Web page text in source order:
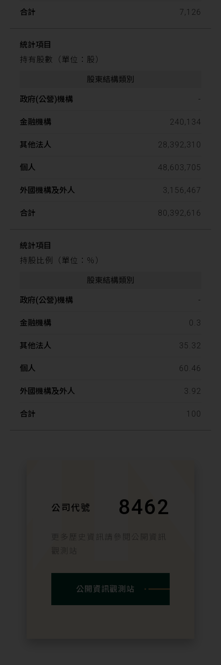
7,126
持有股數（單位：股）
-
240,134
28,392,310
48,603,705
3,156,467
80,392,616
持股比例（單位：％）
-
0.3
35.32
60.46
3.92
100
公司代號 8462
更多歷史資訊請參閱公開資訊
觀測站
公開資訊觀測站